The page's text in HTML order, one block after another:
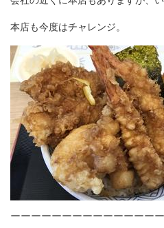
本店も今度はチャレンジ。
ーーーーーーーーーーーーーー